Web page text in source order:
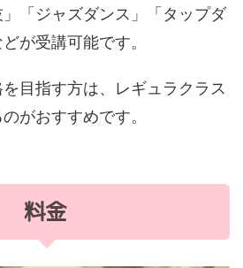
」「ジャズダンス」「タップダ
が受講可能です。
目指す方は、レギュラクラス
がおすすめです。
料金